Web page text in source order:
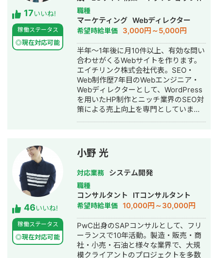
料ヒアリング】 ★無料ヒアリング予約
フォーム★
https://forms.gle/f7DVaUkwYAMdyMxf7
17いいね!
稼働ステータス
◎現在対応可能
成代行・SEO対策・記事作成代行・ラ
イティング・ホームページ制作・作
成・オウンドメディア制作・構築・運
用代行
職種
マーケティング Webディレクター
希望時給単価 3,000円～5,000円
半年～1年後に月10件以上、有効な問い
合わせがくるWebサイトを作ります。
エイチリンク株式会社代表。SEO・
Web制作歴7年目のWebエンジニア・
Webディレクターとして、WordPress
を用いたHP制作とニッチ業界のSEO対
策による売上向上を専門としていま
した。SEO対策においては、ゼロから
立ち上げた新規サイトをニッチ市場で
サービスキーワード検索1位に導き、月
間1.5万PV、月商500万円の売上を実現
した実績があります。 エンジニア知識
を持ったSEOディレクターとして、大
量のページを作成するようないわゆる
データベース型のサイトの構築も得意
です。 競合が対応しきれないような細
かいキーワードまで対策して、お問合
せにつなげる戦略でお客様の売上に貢
献します。 少し珍しいキャリアの特徴
46いいね!
稼働ステータス
◎現在対応可能
小野 光
対応業務 システム開発
職種
コンサルタント ITコンサルタント
希望時給単価 10,000円～30,000円
PwC出身のSAPコンサルとして、フリ
ーランスで10年活動。製造・販売・商
社・小売・石油と様々な業界で、大規
模クライアントのプロジェクトを多数